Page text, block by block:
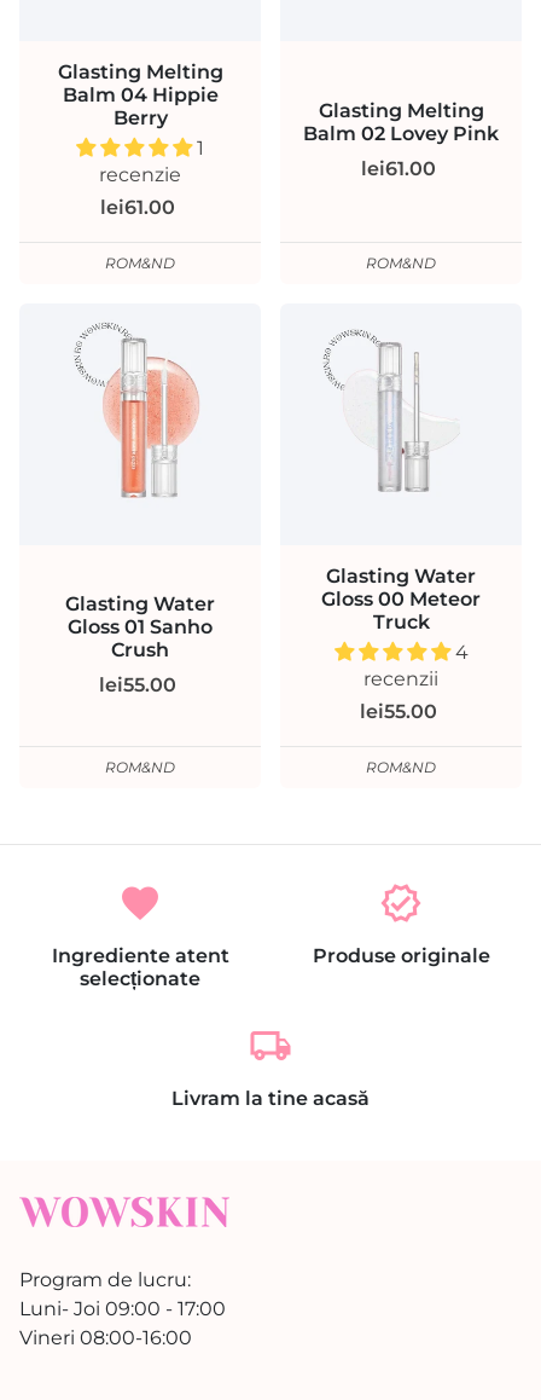
Glasting Melting
Balm 04 Hippie
Berry
1
recenzie
lei61.00
ROM&ND
Glasting Melting
Balm 02 Lovey Pink
lei61.00
ROM&ND
Glasting Water
Gloss 01 Sanho
Crush
lei55.00
ROM&ND
Glasting Water
Gloss 00 Meteor
Truck
4
recenzii
lei55.00
ROM&ND
favorite
Ingrediente atent
selecționate
verified
Produse originale
local_shipping
Livram la tine acasă
Program de lucru:
Luni- Joi 09:00 - 17:00
Vineri 08:00-16:00